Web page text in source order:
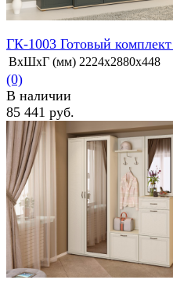
избранное сравнить
ГК-1003 Готовый
ВхШхГ (мм) 2224х2880х448
(0)
В наличии
85 441 руб.